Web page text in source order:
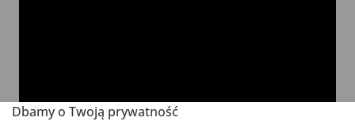
Dbamy o Twoją prywatność